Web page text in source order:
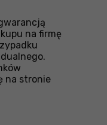
na firmę
na stronie